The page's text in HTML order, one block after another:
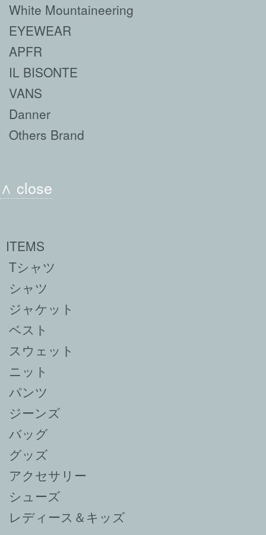
White Mountaineering
EYEWEAR
APFR
IL BISONTE
VANS
Danner
Others Brand
∧ close
ITEMS
Tシャツ
シャツ
ジャケット
ベスト
スウェット
ニット
パンツ
ジーンズ
バッグ
グッズ
アクセサリー
シューズ
レディース＆キッズ